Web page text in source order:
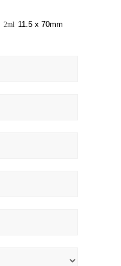
2ml 11.5 x 70mm